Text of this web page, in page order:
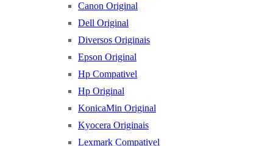
Canon Original
Dell Original
Diversos Originais
Epson Original
Hp Compativel
Hp Original
KonicaMin Original
Kyocera Originais
Lexmark Compativel